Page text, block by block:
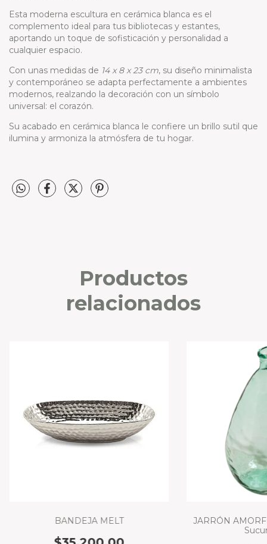
Esta moderna escultura en cerámica blanca es el
complemento ideal para tus bibliotecas y estantes,
aportando un toque de sofisticación y personalidad a
cualquier espacio.
Con unas medidas de 14 x 8 x 23 cm, su diseño minimalista
y contemporáneo se adapta perfectamente a ambientes
modernos, realzando la decoración con un símbolo
universal: el corazón.
Su acabado en cerámica blanca le confiere un brillo sutil que
ilumina y armoniza la atmósfera de tu hogar.
Productos
relacionados
BANDEJA MELT
JARRÓN